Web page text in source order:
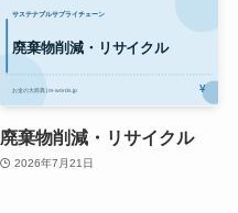
廃棄物削減・リサイクル
2026年7月21日